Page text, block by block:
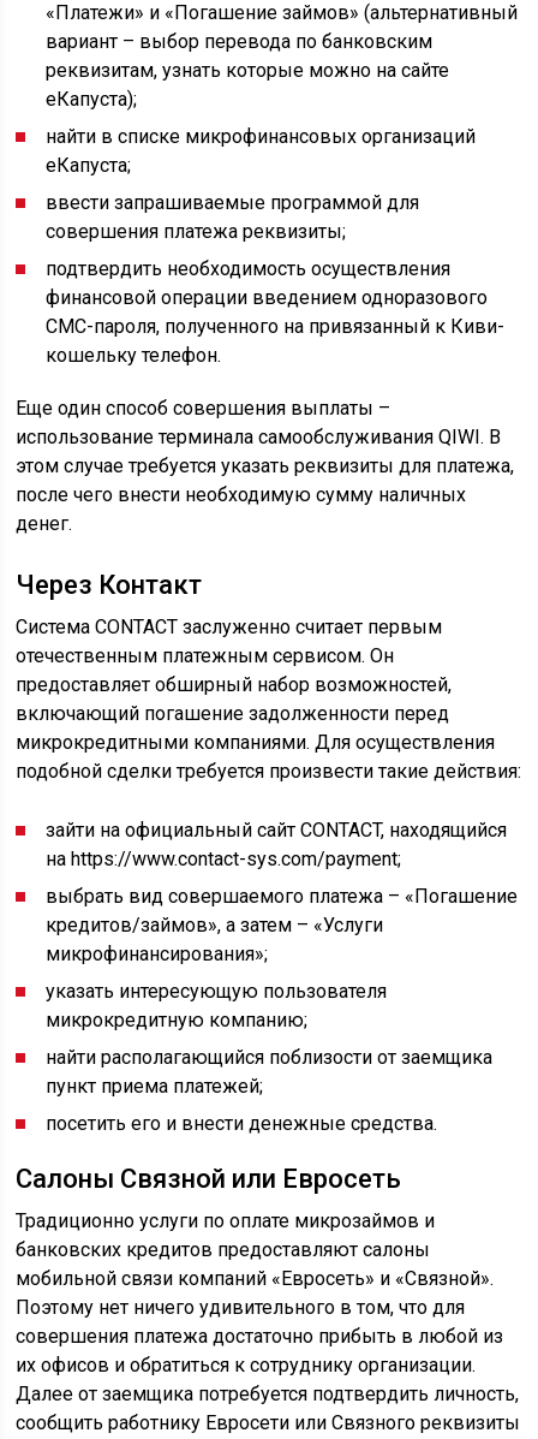
«Платежи» и «Погашение займов» (альтернативный
вариант – выбор перевода по банковским
реквизитам, узнать которые можно на сайте
еКапуста);
найти в списке микрофинансовых организаций
еКапуста;
ввести запрашиваемые программой для
совершения платежа реквизиты;
подтвердить необходимость осуществления
финансовой операции введением одноразового
СМС-пароля, полученного на привязанный к Киви-
кошельку телефон.
Еще один способ совершения выплаты –
использование терминала самообслуживания QIWI. В
этом случае требуется указать реквизиты для платежа,
после чего внести необходимую сумму наличных
денег.
Через Контакт
Система CONTACT заслуженно считает первым
отечественным платежным сервисом. Он
предоставляет обширный набор возможностей,
включающий погашение задолженности перед
микрокредитными компаниями. Для осуществления
подобной сделки требуется произвести такие действия:
зайти на официальный сайт CONTACT, находящийся
на https://www.contact-sys.com/payment;
выбрать вид совершаемого платежа – «Погашение
кредитов/займов», а затем – «Услуги
микрофинансирования»;
указать интересующую пользователя
микрокредитную компанию;
найти располагающийся поблизости от заемщика
пункт приема платежей;
посетить его и внести денежные средства.
Салоны Связной или Евросеть
Традиционно услуги по оплате микрозаймов и
банковских кредитов предоставляют салоны
мобильной связи компаний «Евросеть» и «Связной».
Поэтому нет ничего удивительного в том, что для
совершения платежа достаточно прибыть в любой из
их офисов и обратиться к сотруднику организации.
Далее от заемщика потребуется подтвердить личность,
сообщить работнику Евросети или Связного реквизиты